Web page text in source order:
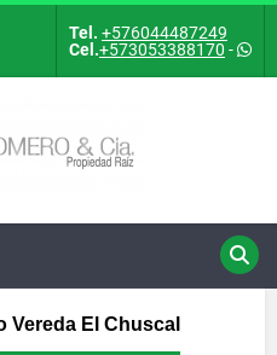
Tel. +576044487249
Cel.+573053388170 -
Vereda El Chuscal